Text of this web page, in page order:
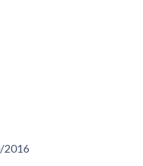
2016